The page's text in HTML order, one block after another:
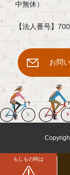
もしもの時は
中無休）
【法人番号】
お問